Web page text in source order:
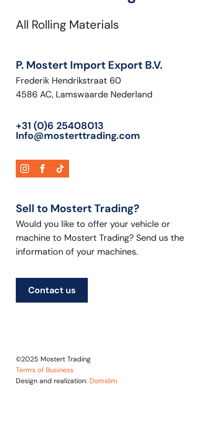
All Rolling Materials
P. Mostert Import Export B.V.
Frederik Hendrikstraat 60
4586 AC, Lamswaarde Nederland
+31 (0)6 25408013
Info@mosterttrading.com
Sell to Mostert Trading?
Would you like to offer your vehicle or
machine to Mostert Trading? Send us the
information of your machines.
Contact us
©2025 Mostert Trading
Terms of Business
Design and realization: Domslim